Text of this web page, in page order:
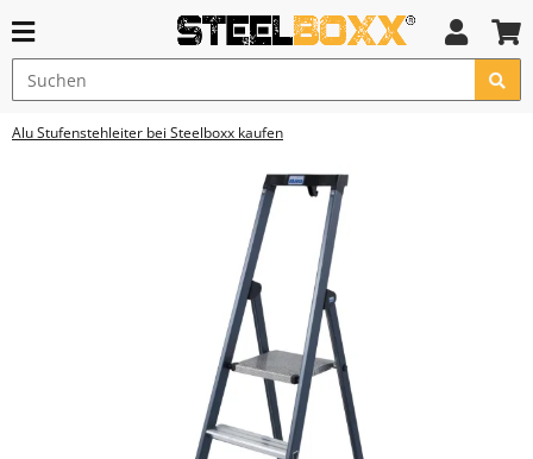
Alu Stufenstehleiter bei Steelboxx kaufen